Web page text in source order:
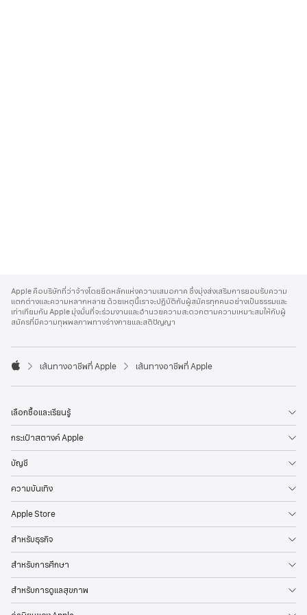
p
p
l
e
o
t
r
Apple คือบริษัทที่ว่าจ้างโดยยึดหลักแห่งความเสมอภาค ซึ่งมุ่งส่งเสริมการยอมรับความ
แตกต่างและความหลากหลาย ด้วยเหตุนี้เราจะปฏิบัติกับผู้สมัครทุกคนอย่างเป็นธรรมและ
เท่าเทียมกัน Apple มุ่งมั่นที่จะร่วมงานและอำนวยความสะดวกตามความเหมาะสมให้กับผู้
สมัครที่มีความทุพพลภาพทางร่างกายและสติปัญญา

p
l
เส้นทางอาชีพที่ Apple เส้นทางอาชีพที่ Apple
เลือกซื้อและเรียนรู้
กระเป๋าสตางค์ Apple
บัญชี
ความบันเทิง
Apple Store
สำหรับธุรกิจ
สำหรับการศึกษา
สำหรับการดูแลสุขภาพ